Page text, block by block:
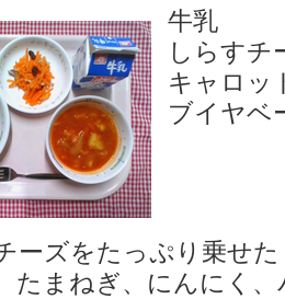
牛乳
しらすチ
キャロッ
ブイヤベ
ーズをたっぷり乗せ
たまねぎ、にんにく